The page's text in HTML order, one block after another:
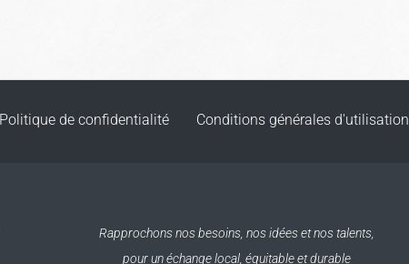
Politique de confidentialité Conditions générales d'utilisation
Rapprochons nos besoins, nos idées et nos talents,
pour un échange local, équitable et durable